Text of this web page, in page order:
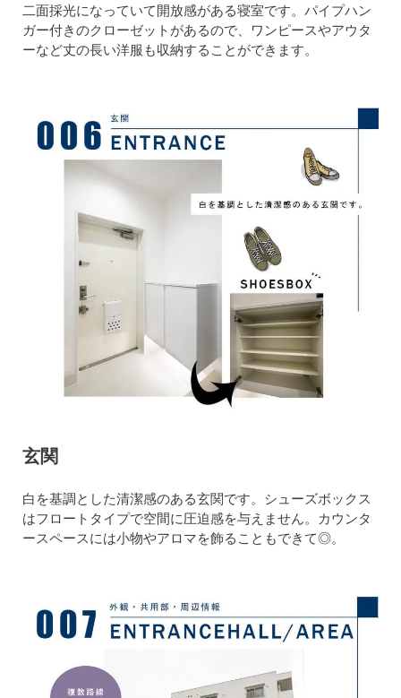
二面採光になっていて開放感がある寝室です。パイプハン
ガー付きのクローゼットがあるので、ワンピースやアウタ
ーなど丈の長い洋服も収納することができます。
玄関
白を基調とした清潔感のある玄関です。シューズボックス
はフロートタイプで空間に圧迫感を与えません。カウンタ
ースペースには小物やアロマを飾ることもできて◎。